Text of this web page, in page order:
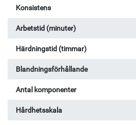
Konsistens
Arbetstid (minuter)
Härdningstid (timmar)
Blandningsförhållande
Antal komponenter
Hårdhetsskala